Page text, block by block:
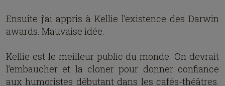
Ensuite j’ai appris à Kellie l’existence des Darwin
awards. Mauvaise idée.
Kellie est le meilleur public du monde. On devrait
l’embaucher et la cloner pour donner confiance
aux humoristes débutant dans les cafés-théâtres.